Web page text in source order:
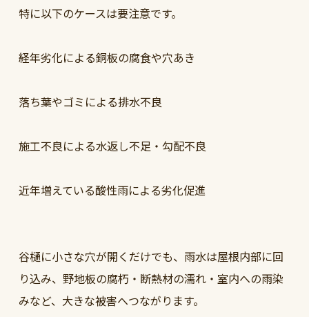
特に以下のケースは要注意です。
経年劣化による銅板の腐食や穴あき
落ち葉やゴミによる排水不良
施工不良による水返し不足・勾配不良
近年増えている酸性雨による劣化促進
谷樋に小さな穴が開くだけでも、雨水は屋根内部に回
り込み、野地板の腐朽・断熱材の濡れ・室内への雨染
みなど、大きな被害へつながります。